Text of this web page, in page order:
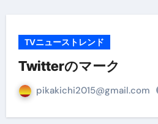
TVニューストレンド
Twitterのマーク
pikakichi2015@gmail.com